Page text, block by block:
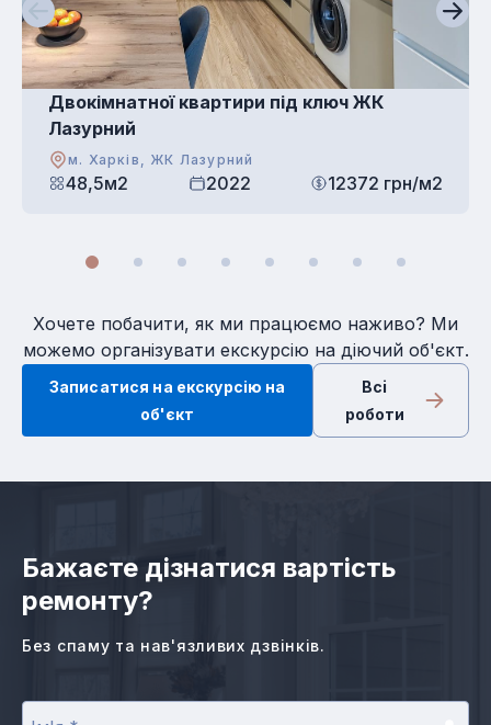
Двокімнатної квартири під ключ ЖК
Лазурний
м. Харків, ЖК Лазурний
48,5м2 2022 12372 грн/м2
Хочете побачити, як ми працюємо наживо? Ми
можемо організувати екскурсію на діючий об'єкт.
Записатися на екскурсію на
об'єкт
Всi
роботи
Бажаєте дізнатися вартість
ремонту?
Без спаму та нав'язливих дзвінків.